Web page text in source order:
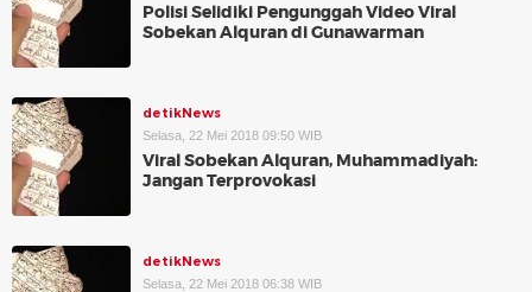
Polisi Selidiki Pengunggah Video Viral
Sobekan Alquran di Gunawarman
detikNews
Selasa, 22 Mei 2018 09:50 WIB
Viral Sobekan Alquran, Muhammadiyah:
Jangan Terprovokasi
detikNews
Selasa, 22 Mei 2018 06:38 WIB